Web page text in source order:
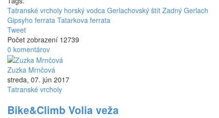
Tatranské vrcholy horský vodca Gerlachovský štít Zadný Gerlach
Gipsyho ferrata Tatarkova ferrata
Tweet
Počet zobrazení 12739
0 komentárov
Zuzka Mrnčová
streda, 07. jún 2017
Tatranské vrcholy
Bike&Climb Volia veža